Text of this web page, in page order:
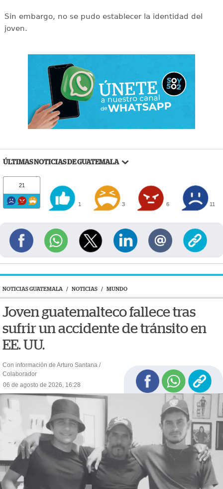
Sin embargo, no se pudo establecer la identidad del
joven.
ÚLTIMAS NOTICIAS DE GUATEMALA
21
1 3 6 11
NOTICIAS GUATEMALA / NOTICIAS / MUNDO
Joven guatemalteco fallece tras
sufrir un accidente de tránsito en
EE. UU.
Con información de Arturo Santana /
Colaborador
06 de agosto de 2026, 16:28